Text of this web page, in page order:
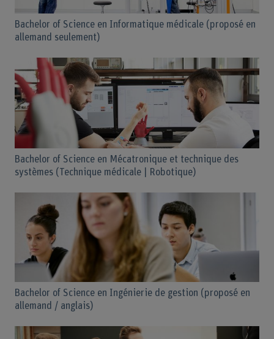
Bachelor of Science en Informatique médicale (proposé en
allemand seulement)
Bachelor of Science en Mécatronique et technique des
systèmes (Technique médicale | Robotique)
Bachelor of Science en Ingénierie de gestion (proposé en
allemand / anglais)